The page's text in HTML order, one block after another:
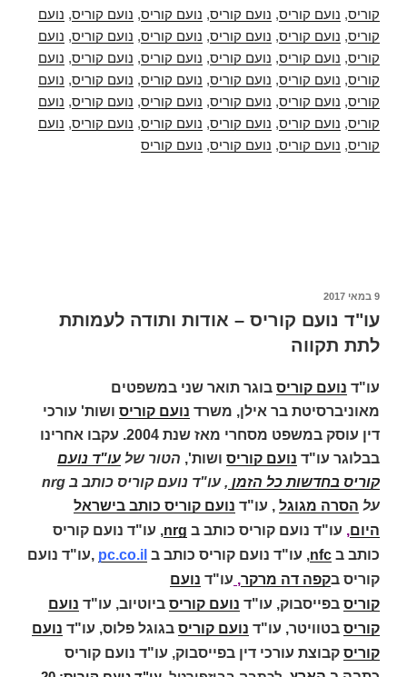
קוריס, נועם קוריס, נועם קוריס, נועם קוריס, נועם קוריס, נועם
קוריס, נועם קוריס, נועם קוריס, נועם קוריס, נועם קוריס, נועם
קוריס, נועם קוריס, נועם קוריס, נועם קוריס, נועם קוריס, נועם
קוריס, נועם קוריס, נועם קוריס, נועם קוריס, נועם קוריס, נועם
קוריס, נועם קוריס, נועם קוריס, נועם קוריס, נועם קוריס, נועם
קוריס, נועם קוריס, נועם קוריס, נועם קוריס, נועם קוריס, נועם
קוריס, נועם קוריס, נועם קוריס, נועם קוריס
פורסם
9 במאי 2017
עו"ד נועם קוריס – אודות ותודה לעמותת
לתת תקווה
עו"ד נועם קוריס בוגר תואר שני במשפטים
מאוניברסיטת בר אילן, משרד נועם קוריס ושות' עורכי
דין עוסק במשפט מסחרי מאז שנת 2004. עקבו אחרינו
בבלוגר עו"ד נועם קוריס ושות', הטור של עו"ד נועם
קוריס בחדשות כל הזמן
, עו"ד נועם קוריס כותב ב nrg
על הסרה מגוגל , עו"ד נועם קוריס כותב בישראל
היום, עו"ד נועם קוריס כותב ב nrg, עו"ד נועם קוריס
כותב ב nfc
, עו"ד נועם קוריס כותב ב pc.co.il
,עו"ד נועם
קוריס בקפה דה מרקר, עו"ד נועם
קוריס בפייסבוק, עו"ד נועם קוריס ביוטיוב, עו"ד נועם
קוריס בטוויטר, עו"ד נועם קוריס בגוגל פלוס, עו"ד נועם
קוריס קבוצת עורכי דין בפייסבוק, עו"ד נועם קוריס